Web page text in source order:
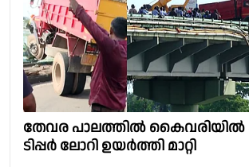
തേവര പാലത്തിൽ
ടിപ്പർ ലോറി ഉയർത്തി മാറ്റി